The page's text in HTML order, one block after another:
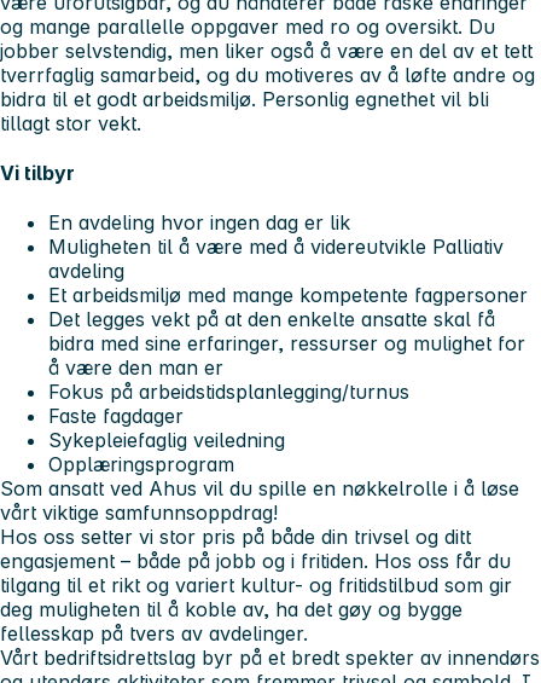
og mange parallelle oppgaver med ro og oversikt. Du
jobber selvstendig, men liker også å være en del av et tett
tverrfaglig samarbeid, og du motiveres av å løfte andre og
bidra til et godt arbeidsmiljø. Personlig egnethet vil bli
tillagt stor vekt.
Vi tilbyr
En avdeling hvor ingen dag er lik
Muligheten til å være med å videreutvikle Palliativ
avdeling
Et arbeidsmiljø med mange kompetente fagpersoner
Det legges vekt på at den enkelte ansatte skal få
bidra med sine erfaringer, ressurser og mulighet for
å være den man er
Fokus på arbeidstidsplanlegging/turnus
Faste fagdager
Sykepleiefaglig veiledning
Opplæringsprogram
Som ansatt ved Ahus vil du spille en nøkkelrolle i å løse
vårt viktige samfunnsoppdrag!
Hos oss setter vi stor pris på både din trivsel og ditt
engasjement – både på jobb og i fritiden. Hos oss får du
tilgang til et rikt og variert kultur- og fritidstilbud som gir
deg muligheten til å koble av, ha det gøy og bygge
fellesskap på tvers av avdelinger.
Vårt bedriftsidrettslag byr på et bredt spekter av innendørs